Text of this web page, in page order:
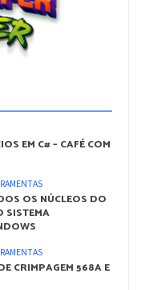
EM C# – CAFÉ COM
OS NÚCLEOS DO
SISTEMA
CRIMPAGEM 568A E